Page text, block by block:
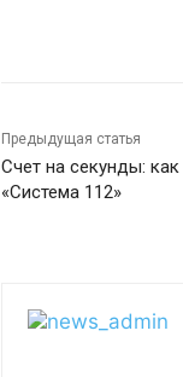
Предыдущая статья
Счет на секунды:
«Система 112»